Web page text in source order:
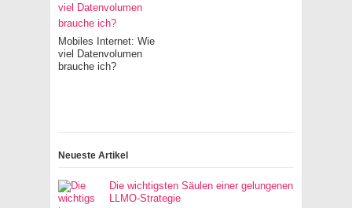
Mobiles Internet: Wie
viel Datenvolumen
brauche ich?
Neueste Artikel
Die wichtigsten Säulen einer gelungenen
LLMO-Strategie